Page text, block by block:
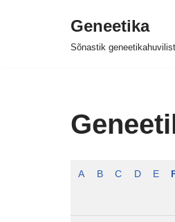
Geneetika
Sõnastik
A B C D E